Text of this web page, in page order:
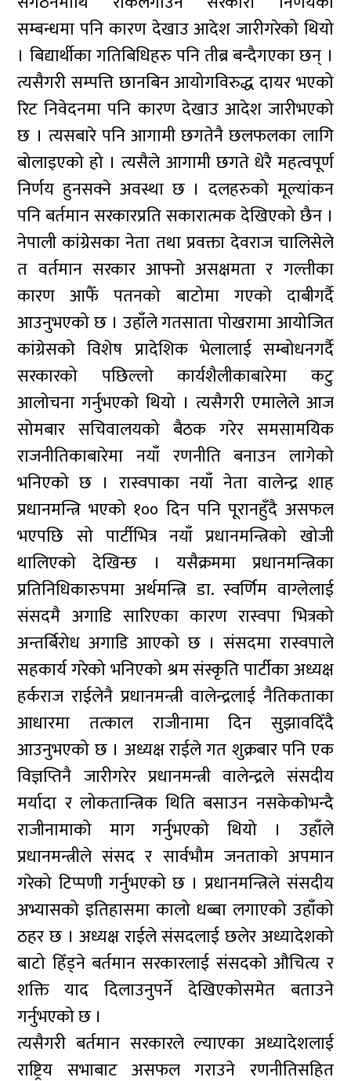
सम्बन्धमा पनि कारण देखाउ आदेश जारीगरेको थियो
। बिद्यार्थीका गतिबिधिहरु पनि तीब्र बन्दैगएका छन् ।
त्यसैगरी सम्पत्ति छानबिन आयोगविरुद्ध दायर भएको
रिट निवेदनमा पनि कारण देखाउ आदेश जारीभएको
छ । त्यसबारे पनि आगामी छगतेनै छलफलका लागि
बोलाइएको हो । त्यसैले आगामी छगते धेरै महत्वपूर्ण
निर्णय हुनसक्ने अवस्था छ । दलहरुको मूल्यांकन
पनि बर्तमान सरकारप्रति सकारात्मक देखिएको छैन ।
नेपाली कांग्रेसका नेता तथा प्रवक्ता देवराज चालिसेले
त वर्तमान सरकार आफ्नो असक्षमता र गल्तीका
कारण आफैँ पतनको बाटोमा गएको दाबीगर्दै
आउनुभएको छ । उहाँले गतसाता पोखरामा आयोजित
कांग्रेसको विशेष प्रादेशिक भेलालाई सम्बोधनगर्दै
सरकारको पछिल्लो कार्यशैलीकाबारेमा कटु
आलोचना गर्नुभएको थियो । त्यसैगरी एमालेले आज
सोमबार सचिवालयको बैठक गरेर समसामयिक
राजनीतिकाबारेमा नयाँ रणनीति बनाउन लागेको
भनिएको छ । रास्वपाका नयाँ नेता वालेन्द्र शाह
प्रधानमन्त्रि भएको १०० दिन पनि पूरानहुँदै असफल
भएपछि सो पार्टीभित्र नयाँ प्रधानमन्त्रिको खोजी
थालिएको देखिन्छ । यसैक्रममा प्रधानमन्त्रिका
प्रतिनिधिकारुपमा अर्थमन्त्रि डा. स्वर्णिम वाग्लेलाई
संसदमै अगाडि सारिएका कारण रास्वपा भित्रको
अन्तर्बिरोध अगाडि आएको छ । संसदमा रास्वपाले
सहकार्य गरेको भनिएको श्रम संस्कृति पार्टीका अध्यक्ष
हर्कराज राईलेनै प्रधानमन्त्री वालेन्द्रलाई नैतिकताका
आधारमा तत्काल राजीनामा दिन सुझावदिँदै
आउनुभएको छ । अध्यक्ष राईले गत शुक्रबार पनि एक
विज्ञप्तिनै जारीगरेर प्रधानमन्त्री वालेन्द्रले संसदीय
मर्यादा र लोकतान्त्रिक थिति बसाउन नसकेकोभन्दै
राजीनामाको माग गर्नुभएको थियो । उहाँले
प्रधानमन्त्रीले संसद र सार्वभौम जनताको अपमान
गरेको टिप्पणी गर्नुभएको छ । प्रधानमन्त्रिले संसदीय
अभ्यासको इतिहासमा कालो धब्बा लगाएको उहाँको
ठहर छ । अध्यक्ष राईले संसदलाई छलेर अध्यादेशको
बाटो हिँड्ने बर्तमान सरकारलाई संसदको औचित्य र
शक्ति याद दिलाउनुपर्ने देखिएकोसमेत बताउने
गर्नुभएको छ ।
त्यसैगरी बर्तमान सरकारले ल्याएका अध्यादेशलाई
राष्ट्रिय सभाबाट असफल गराउने रणनीतिसहित